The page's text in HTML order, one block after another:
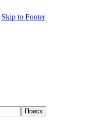
Skip to Footer